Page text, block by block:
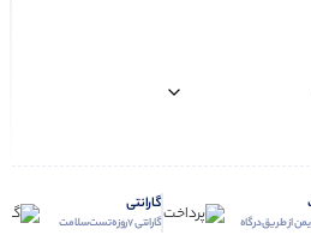
از طریق درگاه
گارانتی
گارانتی 7 روزه تست سلامت